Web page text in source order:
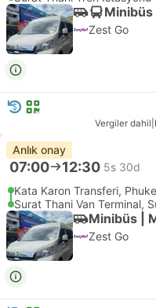
Zest Go
Vergiler dahil
Anlık onay
07:00 12:30 5s 30d
Kata Karon Transferi,
Surat Thani Van Terminal,
Minibüs |
Zest Go